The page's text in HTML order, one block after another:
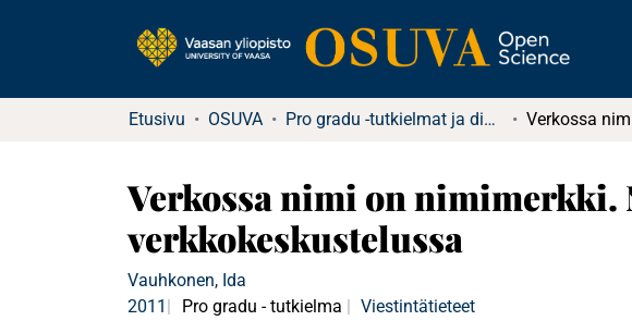
Etusivu OSUVA Pro gradu -tutkielmat ja diplomityöt
Verkossa nimi on
verkkokeskustelussa
Vauhkonen, Ida
2011
Pro gradu - tutkielma Viestintätieteet